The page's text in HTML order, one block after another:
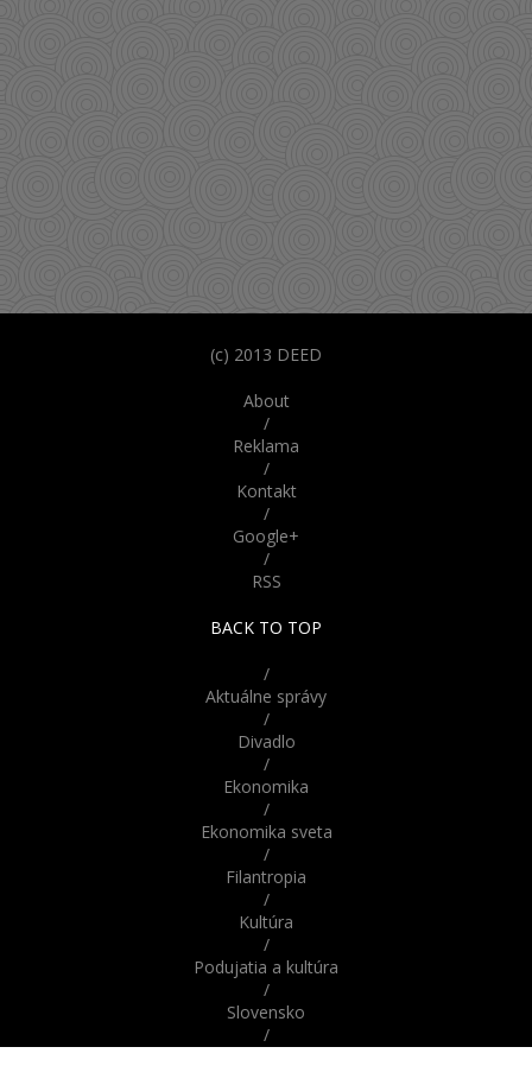
(c) 2013 DEED
About
/
Reklama
/
Kontakt
/
Google+
/
RSS
BACK TO TOP
/
Aktuálne správy
/
Divadlo
/
Ekonomika
/
Ekonomika sveta
/
Filantropia
/
Kultúra
/
Podujatia a kultúra
/
Slovensko
/